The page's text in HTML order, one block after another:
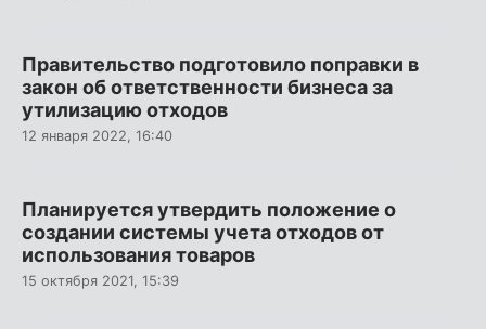
Правительство подготовило поправки в
закон об ответственности бизнеса за
утилизацию отходов
12 января 2022, 16:40
Планируется утвердить положение о
создании системы учета отходов от
использования товаров
15 октября 2021, 15:39